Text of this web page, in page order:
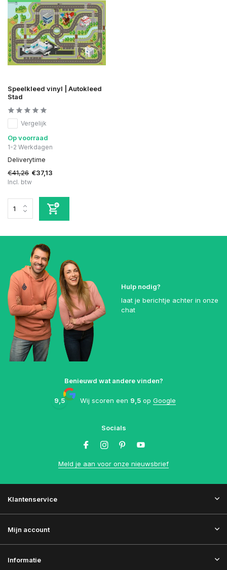
Speelkleed vinyl | Autokleed
Stad
Vergelijk
Op voorraad
1-2 Werkdagen
Deliverytime
€41,26 €37,13
Incl. btw
Hulp nodig?
laat je berichtje achter in onze
chat
Benieuwd wat andere vinden?
9,5 Wij scoren een 9,5 op Google
Socials
Meld je aan voor onze nieuwsbrief
Klantenservice
Mijn account
Informatie